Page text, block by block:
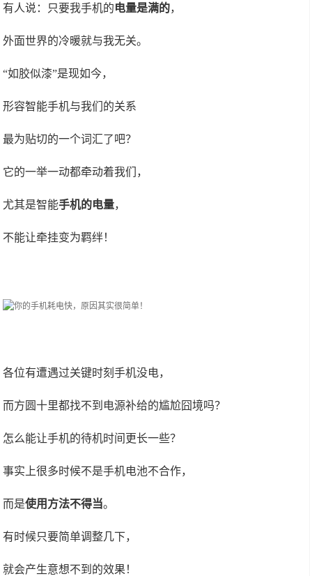
有人说：只要我手机的电量是满的，
外面世界的冷暖就与我无关。
“如胶似漆”是现如今，
形容智能手机与我们的关系
最为贴切的一个词汇了吧？
它的一举一动都牵动着我们，
尤其是智能手机的电量，
不能让牵挂变为羁绊！
各位有遭遇过关键时刻手机没电，
而方圆十里都找不到电源补给的尴尬囧境吗？
怎么能让手机的待机时间更长一些？
事实上很多时候不是手机电池不合作，
而是使用方法不得当。
有时候只要简单调整几下，
就会产生意想不到的效果！